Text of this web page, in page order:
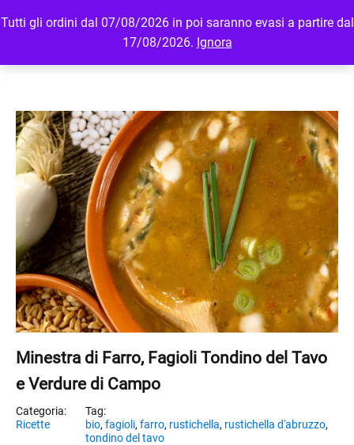
Tutti gli ordini dal 07/08/2026 in poi saranno evasi a partire dal
17/08/2026. Ignora
MENU LOGIN
Minestra di Farro, Fagioli Tondino del Tavo
e Verdure di Campo
Ricette bio, fagioli, farro, rustichella, rustichella d'abruzzo,
tondino del tavo